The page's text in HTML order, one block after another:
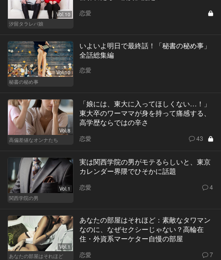
Vol.10
汐留タラレバ娘
恋愛
Vol.10
秘書の秘め事
いよいよ明日で最終話！「秘書の秘め事」
全話総集編
恋愛
Vol.8
高偏差値なオンナたち
「娘には、東大に入ってほしくない…！」
東大卒のワーママが身を持って痛感する、
高学歴ならではの辛さ
恋愛 43
Vol.1
関西学院の男
実は関西学院の男がモテるらしいと、東京
カレンダー界隈でひそかに話題
恋愛 4
Vol.1
あなたの部屋はそれほど
あなたの部屋はそれほど：素敵なタワマン
なのに、なぜセクシーじゃない？高輪在
住・外資系マーケター自慢の部屋
恋愛 7